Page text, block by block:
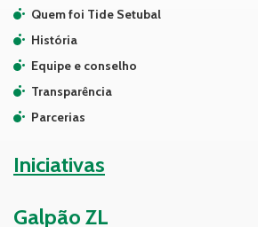
Quem foi Tide Setubal
História
Equipe e conselho
Transparência
Parcerias
Iniciativas
Galpão ZL